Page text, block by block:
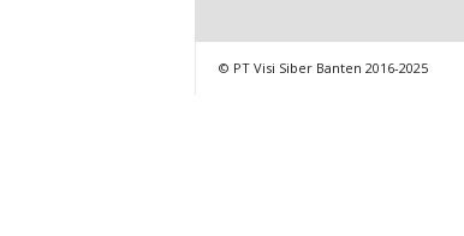
© PT Visi Siber Banten 2016-2025